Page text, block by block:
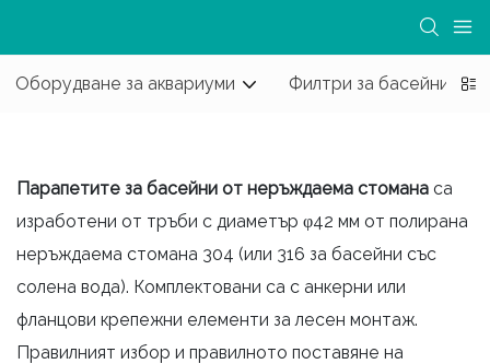
Оборудване за аквариуми Филтри за басейни
Парапетите за басейни от неръждаема стомана са
изработени от тръби с диаметър φ42 мм от полирана
неръждаема стомана 304 (или 316 за басейни със
солена вода). Комплектовани са с анкерни или
фланцови крепежни елементи за лесен монтаж.
Правилният избор и правилното поставяне на